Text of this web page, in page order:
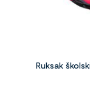
Ruksak